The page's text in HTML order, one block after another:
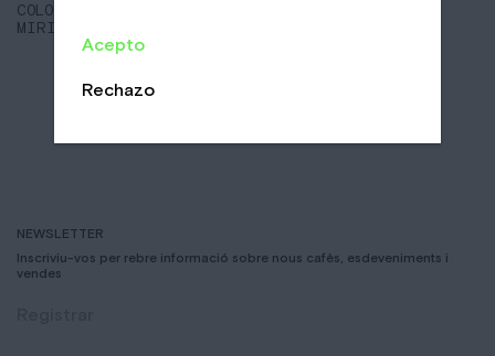
COLOMBIA
MIRIAM QUESADA
NEWSLETTER
Inscriviu-vos per rebre informació sobre nous cafès, esdeveniments i
vendes
Acepto
Rechazo